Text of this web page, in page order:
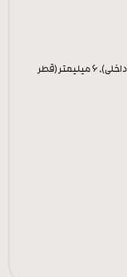
10 میلیمتر(قطر داخلی), 12 میلیمتر (قطر داخلی), 6 میلیمتر (قطر